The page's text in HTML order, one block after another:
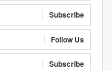
Subscribe
Follow Us
Subscribe